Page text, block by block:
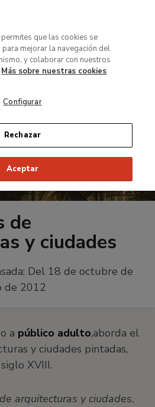
de
y ciudades
Del 18 de octubre de
de 2012
a público adulto,aborda el
y ciudades pintadas,
XVIII.
arquitecturas y ciudades.
permites que las cookies se
mejorar la navegación del
y colaborar con nuestros
Más sobre nuestras cookies
Configurar
Rechazar
Aceptar